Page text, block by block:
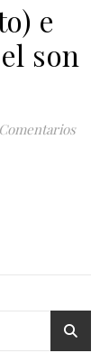
e
son